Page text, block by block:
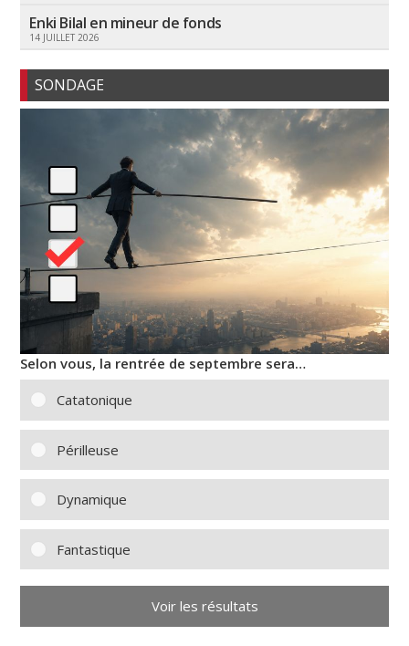
Enki Bilal en mineur de fonds
14 JUILLET 2026
SONDAGE
Selon vous, la rentrée de septembre sera…
Catatonique
Périlleuse
Dynamique
Fantastique
Voir les résultats